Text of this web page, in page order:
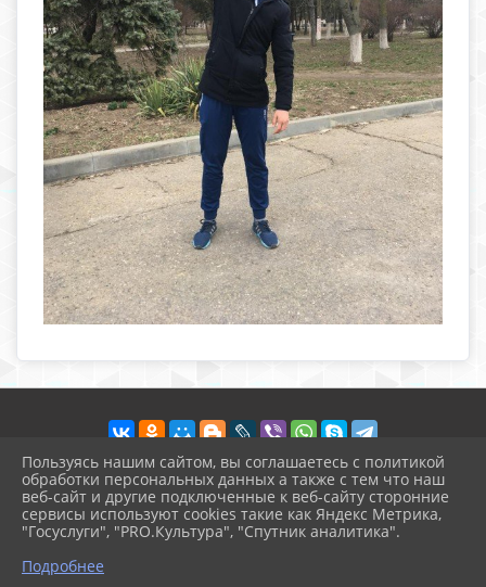
2026 г. sport-schkola.uo-moshr.ru
Вход
Карта сайта
Политика обработки персональных данных
Пользуясь нашим сайтом, вы соглашаетесь с политикой
обработки персональных данных а также с тем что наш
веб-сайт и другие подключенные к веб-сайту сторонние
сервисы используют cookies такие как Яндекс Метрика,
"Госуслуги", "PRO.Культура", "Спутник аналитика".
Подробнее